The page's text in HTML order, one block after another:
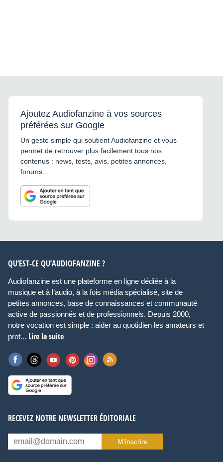
Ajoutez Audiofanzine à vos sources
préférées sur Google
Un geste simple qui soutient Audiofanzine et vous
permet de retrouver plus facilement tous nos
contenus : news, tests, avis, petites annonces,
forums...
QU’EST-CE QU’AUDIOFANZINE ?
Audiofanzine est une plateforme en ligne dédiée à la
musique et à l’audio, à la fois média spécialisé, site de
petites annonces, base de connaissances et communauté
active de passionnés et de professionnels. Depuis 2000,
notre vocation est simple : aider au quotidien les amateurs et
prof... Lire la suite
RECEVEZ NOTRE NEWSLETTER ÉDITORIALE
M’inscrire